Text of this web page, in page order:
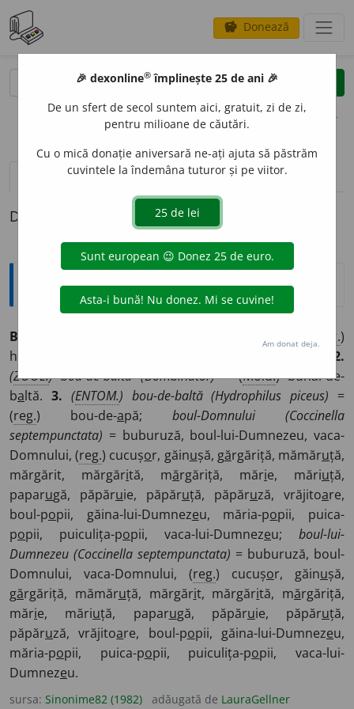
savings Donează
clear
opțiuni
definiții (1) pronunțievolume_up (50)
Definiția cu ID-ul 972265:
Sinonime
BOU reg.)
h
2.
(ZOOL.) bou-de-baltă (Bombinator)= (Mold.) buhai-de-
baltă. 3. (ENTOM.) bou-de-baltă (Hydrophilus piceus) =
(reg.) bou-de-apă; boul-Domnului (Coccinella
septempunctata) = buburuză, boul-lui-Dumnezeu, vaca-
Domnului, (reg.) cucușor, găinușă, gărgăriță, mămăruță,
mărgărit, mărgărită, mărgăriță, mărie, măriuță,
paparugă, păpăruie, păpăruță, păpăruză, vrăjitoare,
boul-popii, găina-lui-Dumnezeu, măria-popii, puica-
popii, puiculița-popii, vaca-lui-Dumnezeu; boul-lui-
Dumnezeu (Coccinella septempunctata) = buburuză, boul-
Domnului, vaca-Domnului, (reg.) cucușor, găinușă,
gărgăriță, mămăruță, mărgărit, mărgărită, mărgăriță,
mărie, măriuță, paparugă, păpăruie, păpăruță,
păpăruză, vrăjitoare, boul-popii, găina-lui-Dumnezeu,
măria-popii, puica-popii, puiculița-popii, vaca-lui-
Dumnezeu.
sursa: Sinonime82 (1982) adăugată de LauraGellner
🎉 dexonline® împlinește 25 de ani 🎉
De un sfert de secol suntem aici, gratuit, zi de zi,
pentru milioane de căutări.
Cu o mică donație aniversară ne-ați ajuta să păstrăm
cuvintele la îndemâna tuturor și pe viitor.
Am donat deja.